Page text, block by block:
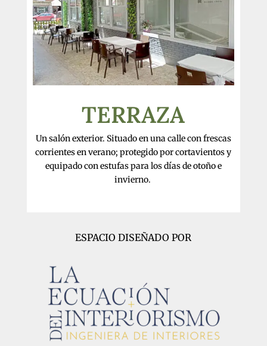
TERRAZA
Un salón exterior. Situado en una calle con frescas
corrientes en verano; protegido por cortavientos y
equipado con estufas para los días de otoño e
invierno.
ESPACIO DISEÑADO POR